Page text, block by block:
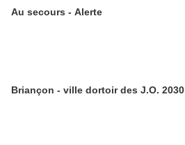
Au secours - Alerte
Briançon - ville dortoir des J.O. 2030